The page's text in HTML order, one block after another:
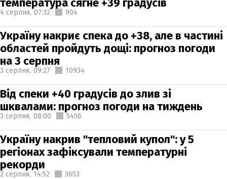
4 серпня, 07:32 904
Україну накриє спека до +38, але в частині
областей пройдуть дощі: прогноз погоди
на 3 серпня
3 серпня, 09:27 10934
Від спеки +40 градусів до злив зі
шквалами: прогноз погоди на тиждень
3 серпня, 08:00 5456
Україну накрив "тепловий купол": у 5
регіонах зафіксували температурні
рекорди
2 серпня, 14:52 3653